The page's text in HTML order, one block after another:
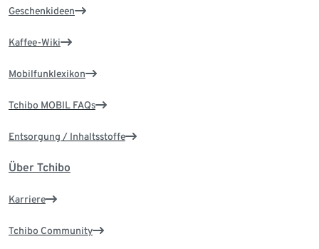
Geschenkideen
Kaffee-Wiki
Mobilfunklexikon
Tchibo MOBIL FAQs
Entsorgung / Inhaltsstoffe
Über Tchibo
Karriere
Tchibo Community